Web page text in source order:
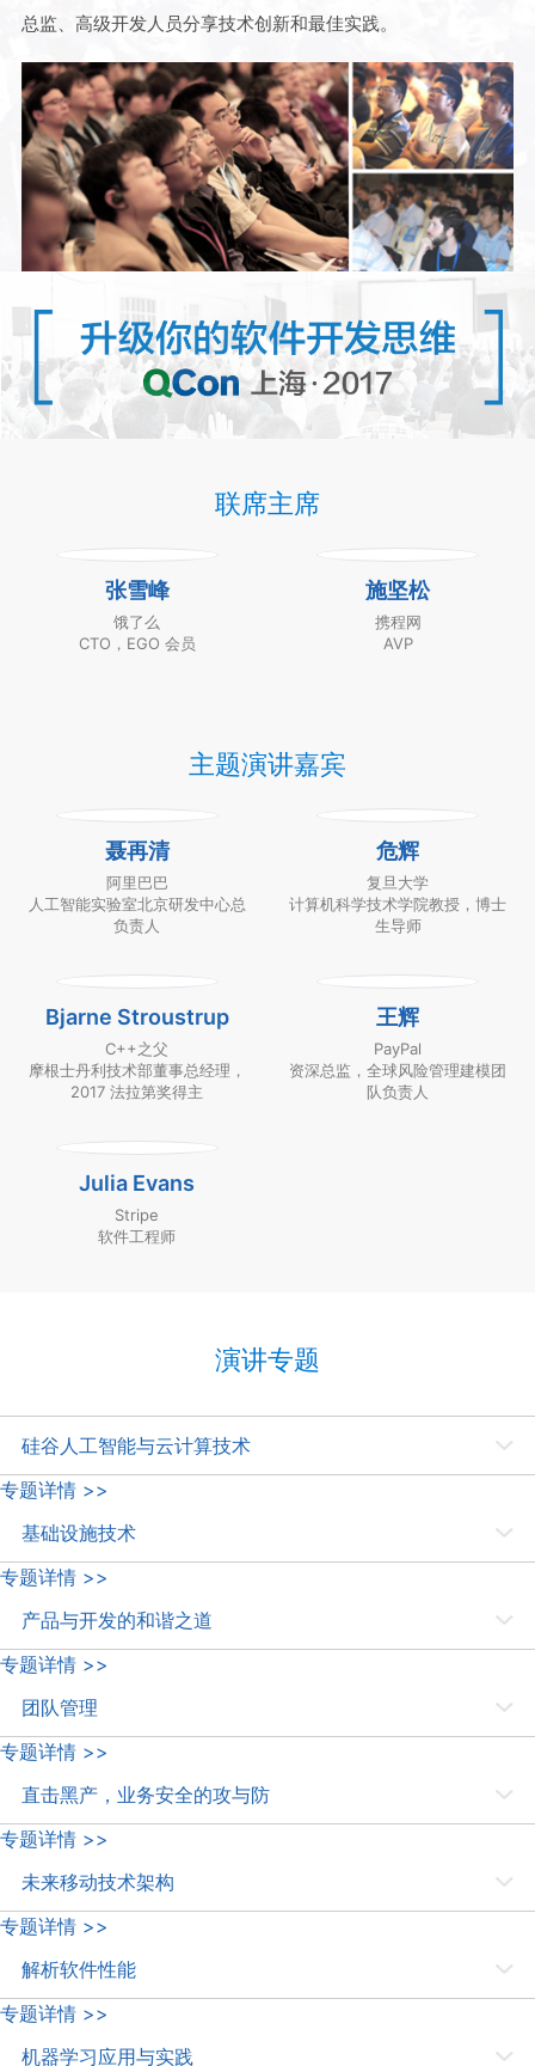
总监、高级开发人员分享技术创新和最佳实践。
联席主席
张雪峰
饿了么
CTO，EGO 会员
施坚松
携程网
AVP
主题演讲嘉宾
聂再清
阿里巴巴
人工智能实验室北京研发中心总
负责人
危辉
复旦大学
计算机科学技术学院教授，博士
生导师
Bjarne Stroustrup
C++之父
摩根士丹利技术部董事总经理，
2017 法拉第奖得主
王辉
PayPal
资深总监，全球风险管理建模团
队负责人
Julia Evans
Stripe
软件工程师
演讲专题
硅谷人工智能与云计算技术
本专题由湾区同学技术沙龙出品。专题邀请多位来自硅谷大型互联网公司
各个系统中的应用。
专题详情 >>
基础设施技术
人工智能时代，变化快如闪电，所有野心勃勃的计划，都急需更快、更
为您带来启发和突破。
专题详情 >>
产品与开发的和谐之道
为什么产品提的需求总不靠谱？为什么开发面对需求总想偷懒？为什么这
题能解答一二。
专题详情 >>
团队管理
如今互联网技术团队到底是哪种组合，我们的技术管理之路到底怎么走？
专题详情 >>
直击黑产，业务安全的攻与防
黑产扫号、金融骗贷、羊毛党横行，每天都有大量网站被攻击得苦不堪
联网公司如何通过机器学习、大数据分析进行业务安全防御。
专题详情 >>
未来移动技术架构
过去 10 年移动技术领域新技术层出不穷，Low Haning Fruit 已经基本采
验的一线技术专家来分享。
专题详情 >>
解析软件性能
随着系统的复杂性不断提升，系统的性能分析、优化方式也要不断改进。
专题详情 >>
机器学习应用与实践